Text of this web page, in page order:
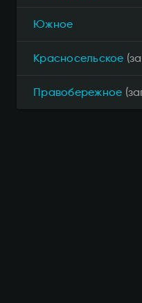
Южное
Красносельское
Правобережное